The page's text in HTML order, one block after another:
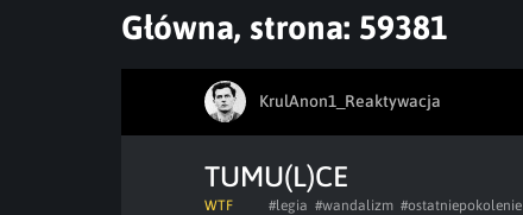
Główna, strona: 59381
KrulAnon1_Reaktywacja
TUMU(L)CE
WTF #legia #wandalizm #ostatniepokolenie